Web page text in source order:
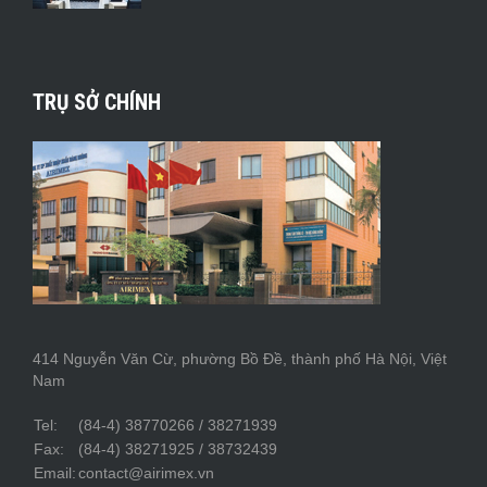
TRỤ SỞ CHÍNH
414 Nguyễn Văn Cừ, phường Bồ Đề, thành phố Hà Nội, Việt
Nam
Tel:
(84-4) 38770266 / 38271939
Fax:
(84-4) 38271925 / 38732439
Email:contact@airimex.vn